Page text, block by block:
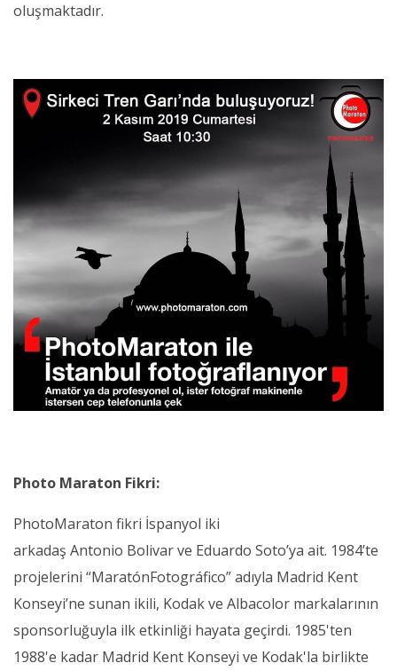
oluşmaktadır.
Photo Maraton Fikri:
PhotoMaraton fikri İspanyol iki
arkadaş Antonio Bolivar ve Eduardo Soto’ya ait. 1984’te
projelerini “MaratónFotográfico” adıyla Madrid Kent
Konseyi’ne sunan ikili, Kodak ve Albacolor markalarının
sponsorluğuyla ilk etkinliği hayata geçirdi. 1985'ten
1988'e kadar Madrid Kent Konseyi ve Kodak'la birlikte